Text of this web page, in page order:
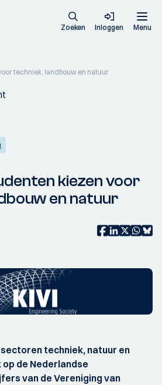
Zoeken Inloggen Menu
techniek, landbouw en natuur
kiezen voor
en natuur
techniek, natuur en
de Nederlandse
van de Vereniging van